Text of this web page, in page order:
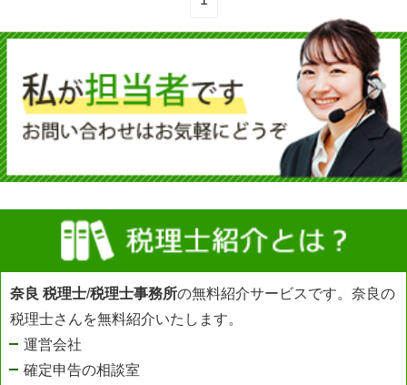
奈良 税理士/税理士事務所の無料紹介サービスです。奈良の
税理士さんを無料紹介いたします。
運営会社
確定申告の相談室